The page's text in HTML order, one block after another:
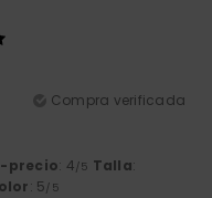
Compra verificada
precio: 4/5 Talla:
: 5/5